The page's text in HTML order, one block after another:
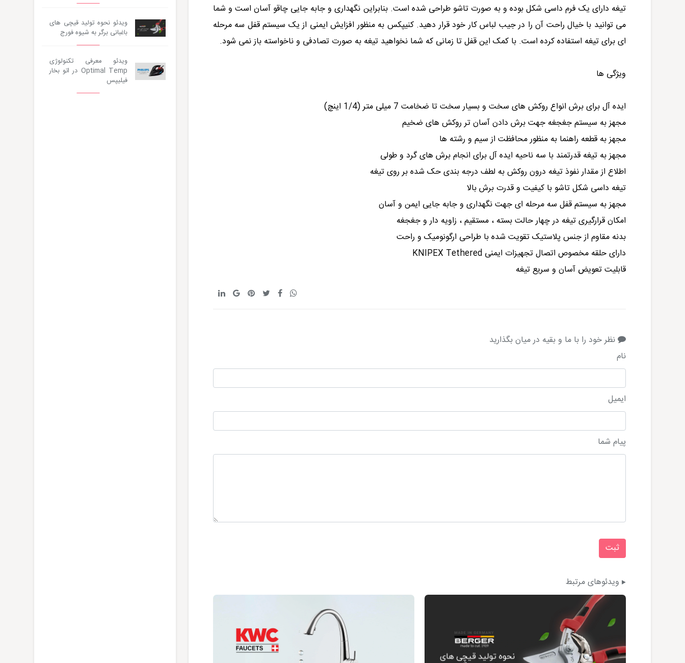
تیغه دارای یک فرم داسی شکل بوده و به صورت تاشو طراحی شده است. بنابراین نگهداری و جابه جایی چاقو آسان است و شما
می توانید با خیال راحت آن را در جیب لباس کار خود قرار دهید.کنیپکس به منظور افزایش ایمنی از یک سیستم قفل سه مرحله
ای برای تیغه استفاده کرده است. با کمک این قفل تا زمانی که شما نخواهید تیغه به صورت تصادفی و ناخواسته باز نمی شود.
ویژگی ها
ایده آل برای برش انواع روکش های سخت و بسیار سخت تا ضخامت 7 میلی متر (1/4 اینچ)
مجهز به سیستم جغجغه جهت برش دادن آسان تر روکش های ضخیم
مجهز به قطعه راهنما به منظور محافظت از سیم و رشته ها
مجهز به تیغه قدرتمند با سه ناحیه ایده آل برای انجام برش های گرد و طولی
اطلاع از مقدار نفوذ تیغه درون روکش به لطف درجه بندی حک شده بر روی تیغه
تیغه داسی شکل تاشو با کیفیت و قدرت برش بالا
مجهز به سیستم قفل سه مرحله ای جهت نگهداری و جابه جایی ایمن و آسان
امکان قرارگیری تیغه در چهار حالت بسته ، مستقیم ، زاویه دار و جغجغه
بدنه مقاوم از جنس پلاستیک تقویت شده با طراحی ارگونومیک و راحت
دارای حلقه مخصوص اتصال تجهیزات ایمنی KNIPEX Tethered
قابلیت تعویض آسان و سریع تیغه
نظر خود را با ما و بقیه در میان بگذارید
نام
ایمیل
پیام شما
ویدئوهای مرتبط
ویدئو نحوه تولید قیچی های
باغبانی برگر به شیوه فورج
ویدئو معرفی تکنولوژی
Optimal Temp در اتو بخار
فیلیپس